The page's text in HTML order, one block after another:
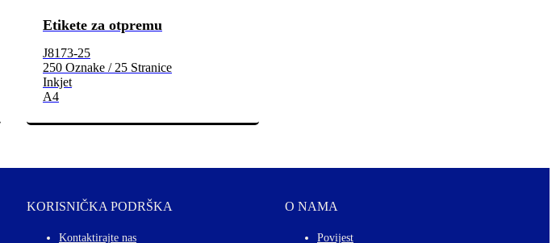
Etikete za otpremu
J8173-25
250 Oznake / 25 Stranice
Inkjet
A4
KORISNIČKA PODRŠKA
Kontaktirajte nas
O NAMA
Povijest